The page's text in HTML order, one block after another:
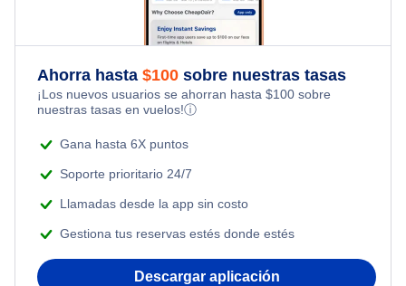
Ahorra hasta $100 sobre nuestras tasas
¡Los nuevos usuarios se ahorran hasta $100 sobre
nuestras tasas en vuelos!ⓘ
Gana hasta 6X puntos
Soporte prioritario 24/7
Llamadas desde la app sin costo
Gestiona tus reservas estés donde estés
Descargar aplicación